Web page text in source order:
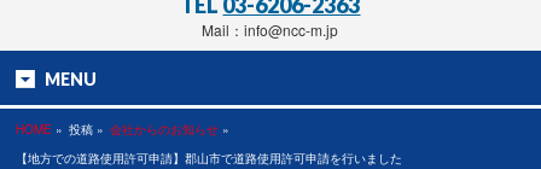
Mail：info@ncc-m.jp
MENU
HOME » 投稿 » 会社からのお知らせ »
【地方での道路使用許可申請】郡山市で道路使用許可申請を行いました